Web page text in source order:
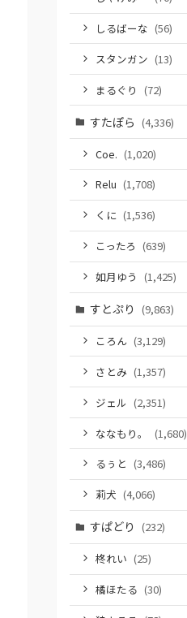
しるばーな (56)
スタンガン (13)
まるぐり (72)
すたぽら (4,336)
Coe. (1,020)
Relu (1,708)
くに (1,536)
こったろ (639)
如月ゆう (1,425)
すとぷり (9,863)
ころん (3,129)
さとみ (1,357)
ジェル (2,351)
ななもり。
(1,680)
るぅと (3,486)
莉犬 (4,066)
すぱどり (232)
柊れい (25)
橘ほたる (30)